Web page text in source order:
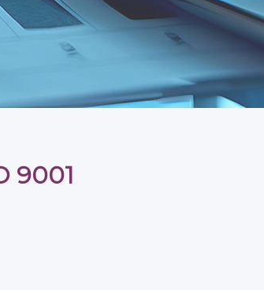
9001